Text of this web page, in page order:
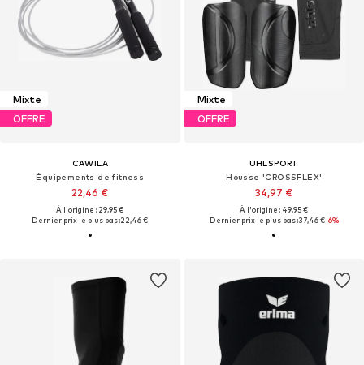
Mixte
OFFRE
CAWILA
Équipements de fitness
22,46 €
À l'origine : 29,95 €
Dernier prix le plus bas :22,46 €
Mixte
OFFRE
UHLSPORT
Housse 'CROSSFLEX'
34,97 €
À l'origine : 49,95 €
Dernier prix le plus bas :37,46 €-6%